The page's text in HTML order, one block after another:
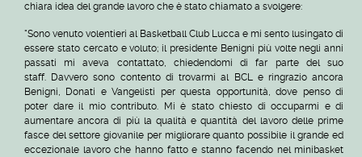
chiara idea del grande lavoro che è stato chiamato a svolgere:
"Sono venuto volentieri al Basketball Club Lucca e mi sento lusingato di
essere stato cercato e voluto; il presidente Benigni più volte negli anni
passati mi aveva contattato, chiedendomi di far parte del suo
staff. Davvero sono contento di trovarmi al BCL e ringrazio ancora
Benigni, Donati e Vangelisti per questa opportunità, dove penso di
poter dare il mio contributo. Mi è stato chiesto di occuparmi e di
aumentare ancora di più la qualità e quantità del lavoro delle prime
fasce del settore giovanile per migliorare quanto possibile il grande ed
eccezionale lavoro che hanno fatto e stanno facendo nel minibasket